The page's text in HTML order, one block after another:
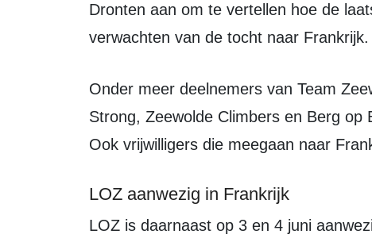
Dronten aan om te vertellen hoe de
verwachten van de tocht naar Frankrijk.
Onder meer deelnemers van Team Zeewolde, Hoezee d’HuZes, Young en
Strong, Zeewolde Climbers en Berg
Ook vrijwilligers die meegaan naar
LOZ aanwezig in Frankrijk
LOZ is daarnaast op 3 en 4 juni aanwezig in Frankrijk om verslag te doen van